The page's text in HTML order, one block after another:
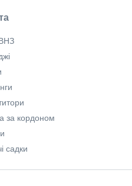
за кордоном
садки